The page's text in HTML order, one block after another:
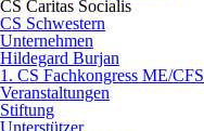
CS Caritas Socialis
CS Schwestern
Unternehmen
Hildegard Burjan
1. CS Fachkongress ME/CFS
Veranstaltungen
Stiftung